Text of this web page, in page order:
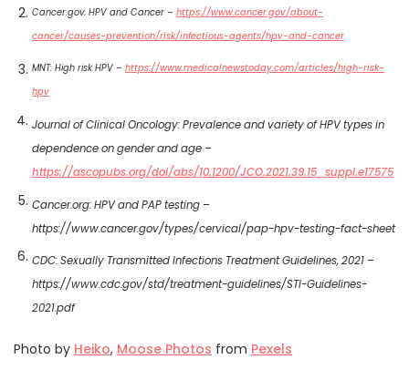
Cancer.gov: HPV and Cancer – https://www.cancer.gov/about-
cancer/causes-prevention/risk/infectious-agents/hpv-and-cancer
MNT: High risk HPV – https://www.medicalnewstoday.com/articles/high-risk-
hpv
Journal of Clinical Oncology: Prevalence and variety of HPV types in
dependence on gender and age –
https://ascopubs.org/doi/abs/10.1200/JCO.2021.39.15_suppl.e17575
Cancer.org: HPV and PAP testing –
https://www.cancer.gov/types/cervical/pap-hpv-testing-fact-sheet
CDC: Sexually Transmitted Infections Treatment Guidelines, 2021 –
https://www.cdc.gov/std/treatment-guidelines/STI-Guidelines-
2021.pdf
Photo by Heiko, Moose Photos from Pexels